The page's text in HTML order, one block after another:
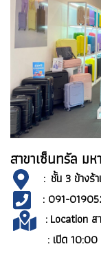
สาขาเซ็นทรัล มห
: ชั้น 3 ข้างร้
: 091-
: Location ส
: เปิด 10:00 -